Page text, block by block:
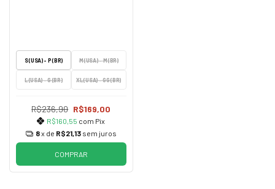
S (USA) - P (BR) M (USA) - M (BR)
L (USA) - G (BR) XL (USA) - GG (BR)
R$236,90 R$169,00
R$160,55 com Pix
8x de R$21,13 sem juros
COMPRAR